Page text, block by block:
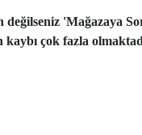
değilseniz 'Mağazaya
çok fazla